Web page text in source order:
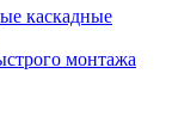
каскадные
монтажа